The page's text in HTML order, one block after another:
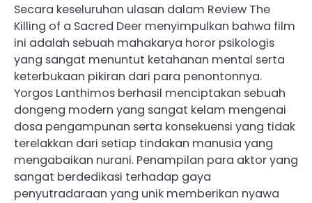
Secara keseluruhan ulasan dalam Review The
Killing of a Sacred Deer menyimpulkan bahwa film
ini adalah sebuah mahakarya horor psikologis
yang sangat menuntut ketahanan mental serta
keterbukaan pikiran dari para penontonnya.
Yorgos Lanthimos berhasil menciptakan sebuah
dongeng modern yang sangat kelam mengenai
dosa pengampunan serta konsekuensi yang tidak
terelakkan dari setiap tindakan manusia yang
mengabaikan nurani. Penampilan para aktor yang
sangat berdedikasi terhadap gaya
penyutradaraan yang unik memberikan nyawa